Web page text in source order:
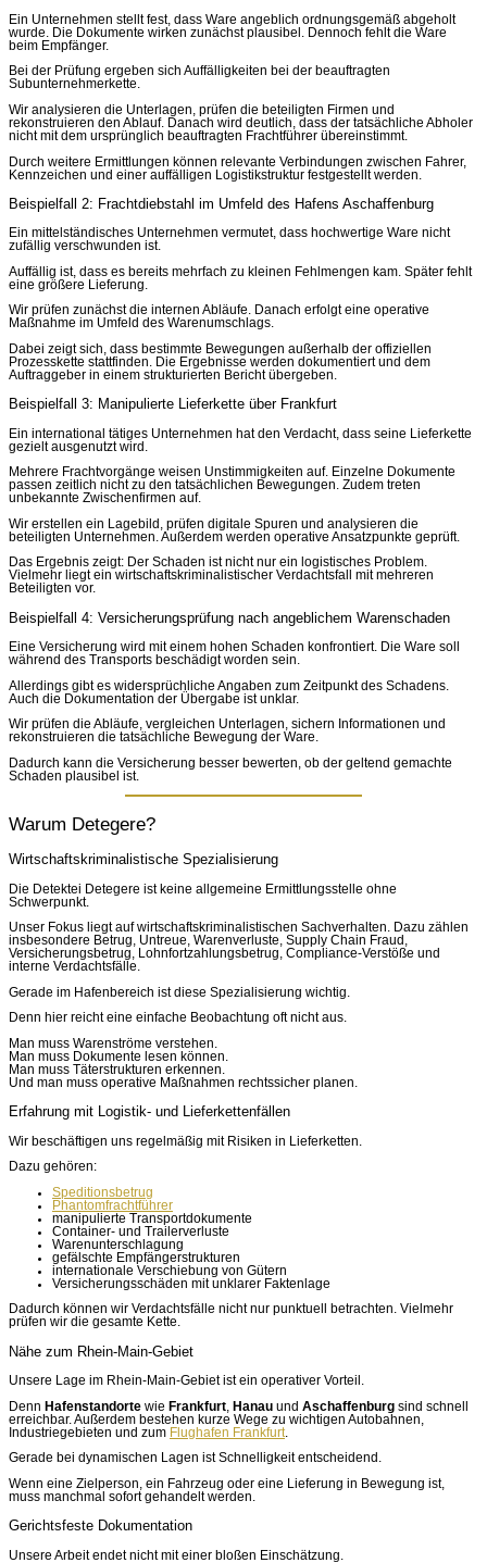
Ein Unternehmen stellt fest, dass Ware angeblich ordnungsgemäß abgeholt
wurde. Die Dokumente wirken zunächst plausibel. Dennoch fehlt die Ware
beim Empfänger.
Bei der Prüfung ergeben sich Auffälligkeiten bei der beauftragten
Subunternehmerkette.
Wir analysieren die Unterlagen, prüfen die beteiligten Firmen und
rekonstruieren den Ablauf. Danach wird deutlich, dass der tatsächliche Abholer
nicht mit dem ursprünglich beauftragten Frachtführer übereinstimmt.
Durch weitere Ermittlungen können relevante Verbindungen zwischen Fahrer,
Kennzeichen und einer auffälligen Logistikstruktur festgestellt werden.
Beispielfall 2: Frachtdiebstahl im Umfeld des Hafens Aschaffenburg
Ein mittelständisches Unternehmen vermutet, dass hochwertige Ware nicht
zufällig verschwunden ist.
Auffällig ist, dass es bereits mehrfach zu kleinen Fehlmengen kam. Später fehlt
eine größere Lieferung.
Wir prüfen zunächst die internen Abläufe. Danach erfolgt eine operative
Maßnahme im Umfeld des Warenumschlags.
Dabei zeigt sich, dass bestimmte Bewegungen außerhalb der offiziellen
Prozesskette stattfinden. Die Ergebnisse werden dokumentiert und dem
Auftraggeber in einem strukturierten Bericht übergeben.
Beispielfall 3: Manipulierte Lieferkette über Frankfurt
Ein international tätiges Unternehmen hat den Verdacht, dass seine Lieferkette
gezielt ausgenutzt wird.
Mehrere Frachtvorgänge weisen Unstimmigkeiten auf. Einzelne Dokumente
passen zeitlich nicht zu den tatsächlichen Bewegungen. Zudem treten
unbekannte Zwischenfirmen auf.
Wir erstellen ein Lagebild, prüfen digitale Spuren und analysieren die
beteiligten Unternehmen. Außerdem werden operative Ansatzpunkte geprüft.
Das Ergebnis zeigt: Der Schaden ist nicht nur ein logistisches Problem.
Vielmehr liegt ein wirtschaftskriminalistischer Verdachtsfall mit mehreren
Beteiligten vor.
Beispielfall 4: Versicherungsprüfung nach angeblichem Warenschaden
Eine Versicherung wird mit einem hohen Schaden konfrontiert. Die Ware soll
während des Transports beschädigt worden sein.
Allerdings gibt es widersprüchliche Angaben zum Zeitpunkt des Schadens.
Auch die Dokumentation der Übergabe ist unklar.
Wir prüfen die Abläufe, vergleichen Unterlagen, sichern Informationen und
rekonstruieren die tatsächliche Bewegung der Ware.
Dadurch kann die Versicherung besser bewerten, ob der geltend gemachte
Schaden plausibel ist.
Warum Detegere?
Wirtschaftskriminalistische Spezialisierung
Die Detektei Detegere ist keine allgemeine Ermittlungsstelle ohne
Schwerpunkt.
Unser Fokus liegt auf wirtschaftskriminalistischen Sachverhalten. Dazu zählen
insbesondere Betrug, Untreue, Warenverluste, Supply Chain Fraud,
Versicherungsbetrug, Lohnfortzahlungsbetrug, Compliance-Verstöße und
interne Verdachtsfälle.
Gerade im Hafenbereich ist diese Spezialisierung wichtig.
Denn hier reicht eine einfache Beobachtung oft nicht aus.
Man muss Warenströme verstehen.
Man muss Dokumente lesen können.
Man muss Täterstrukturen erkennen.
Und man muss operative Maßnahmen rechtssicher planen.
Erfahrung mit Logistik- und Lieferkettenfällen
Wir beschäftigen uns regelmäßig mit Risiken in Lieferketten.
Dazu gehören:
Speditionsbetrug
Phantomfrachtführer
manipulierte Transportdokumente
Container- und Trailerverluste
Warenunterschlagung
gefälschte Empfängerstrukturen
internationale Verschiebung von Gütern
Versicherungsschäden mit unklarer Faktenlage
Dadurch können wir Verdachtsfälle nicht nur punktuell betrachten. Vielmehr
prüfen wir die gesamte Kette.
Nähe zum Rhein-Main-Gebiet
Unsere Lage im Rhein-Main-Gebiet ist ein operativer Vorteil.
Denn Hafenstandorte wie Frankfurt Hanau und Aschaffenburg sind schnell
erreichbar. Außerdem bestehen kurze Wege zu wichtigen Autobahnen,
Industriegebieten und zum Flughafen Frankfurt
Gerade bei dynamischen Lagen ist Schnelligkeit entscheidend.
Wenn eine Zielperson, ein Fahrzeug oder eine Lieferung in Bewegung ist,
muss manchmal sofort gehandelt werden.
Gerichtsfeste Dokumentation
Unsere Arbeit endet nicht mit einer bloßen Einschätzung.